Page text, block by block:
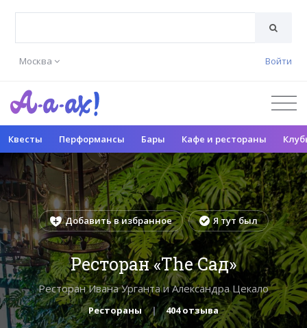
Москва Войти
Квесты Перформансы Бары Кафе и рестораны
Добавить в избранное Я тут был
Ресторан «The Сад»
Ресторан Ивана Урганта и Александра Цекало
Рестораны 404 отзыва